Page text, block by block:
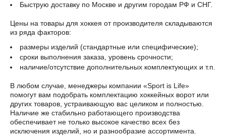
Быструю доставку по Москве и другим городам РФ и СНГ.
Цены на товары для хоккея от производителя складываются
из ряда факторов:
размеры изделий (стандартные или специфические);
сроки выполнения заказа, уровень срочности;
наличие/отсутствие дополнительных комплектующих и т.п.
В любом случае, менеджеры компании «Sport is Life»
помогут вам подобрать комплектацию хоккейных ворот или
других товаров, устраивающую вас целиком и полностью.
Наличие же стабильно работающего производства
обеспечивает не только высокое качество всех без
исключения изделий, но и разнообразие ассортимента.